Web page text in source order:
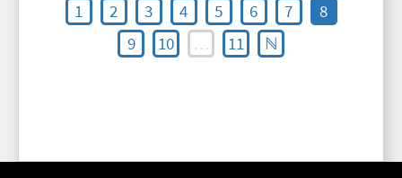
1
2 3 4 5 6 7
8
9
10 … 11 ℕ